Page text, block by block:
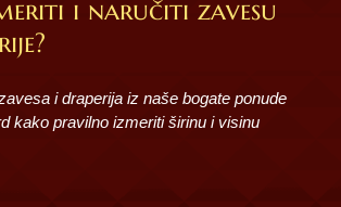
i naručiti zavesu
i draperija iz naše bogate ponude
kako pravilno izmeriti širinu i visinu